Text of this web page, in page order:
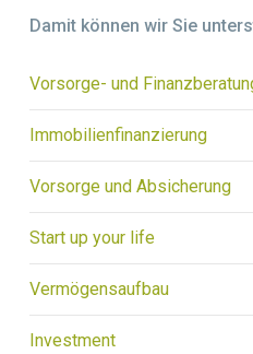
Damit können wir Sie
Vorsorge- und
Immobilienfinanzierung
Vorsorge und Absicherung
Start up your life
Vermögensaufbau
Investment